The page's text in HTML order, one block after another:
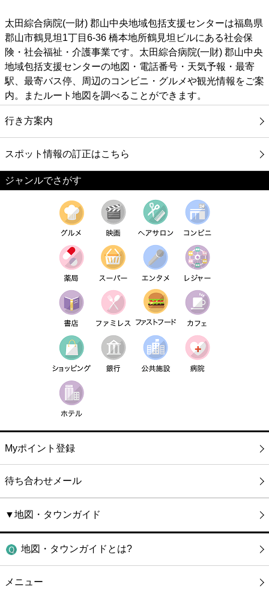
太田綜合病院(一財) 郡山中央地域包括支援センターは福島県
郡山市鶴見坦1丁目6-36 橋本地所鶴見坦ビルにある社会保
険・社会福祉・介護事業です。太田綜合病院(一財) 郡山中央
地域包括支援センターの地図・電話番号・天気予報・最寄
駅、最寄バス停、周辺のコンビニ・グルメや観光情報をご案
内。またルート地図を調べることができます。
行き方案内
スポット情報の訂正はこちら
ジャンルでさがす
Myポイント登録
待ち合わせメール
▼地図・タウンガイド
地図・タウンガイドとは?
メニュー